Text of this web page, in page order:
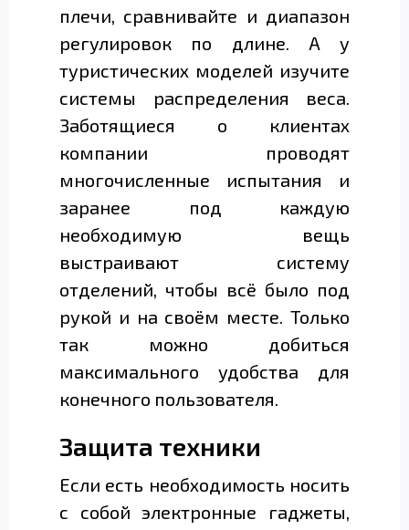
плечи, сравнивайте и диапазон
регулировок по длине. А у
туристических моделей изучите
системы распределения веса.
Заботящиеся о клиентах
компании проводят
многочисленные испытания и
заранее под каждую
необходимую вещь
выстраивают систему
отделений, чтобы всё было под
рукой и на своём месте. Только
так можно добиться
максимального удобства для
конечного пользователя.
Защита техники
Если есть необходимость носить
с собой электронные гаджеты,